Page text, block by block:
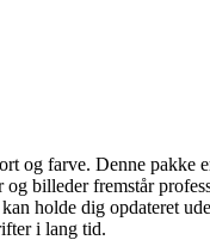
og farve. Denne
billeder fremstår
holde dig opdateret
i lang tid.